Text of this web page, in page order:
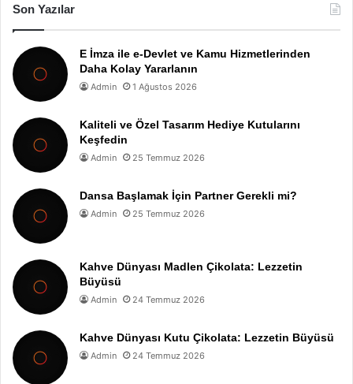
Son Yazılar
E İmza ile e-Devlet ve Kamu Hizmetlerinden
Daha Kolay Yararlanın
Admin 1 Ağustos 2026
Kaliteli ve Özel Tasarım Hediye Kutularını
Keşfedin
Admin 25 Temmuz 2026
Dansa Başlamak İçin Partner Gerekli mi?
Admin 25 Temmuz 2026
Kahve Dünyası Madlen Çikolata: Lezzetin
Büyüsü
Admin 24 Temmuz 2026
Kahve Dünyası Kutu Çikolata: Lezzetin Büyüsü
Admin 24 Temmuz 2026